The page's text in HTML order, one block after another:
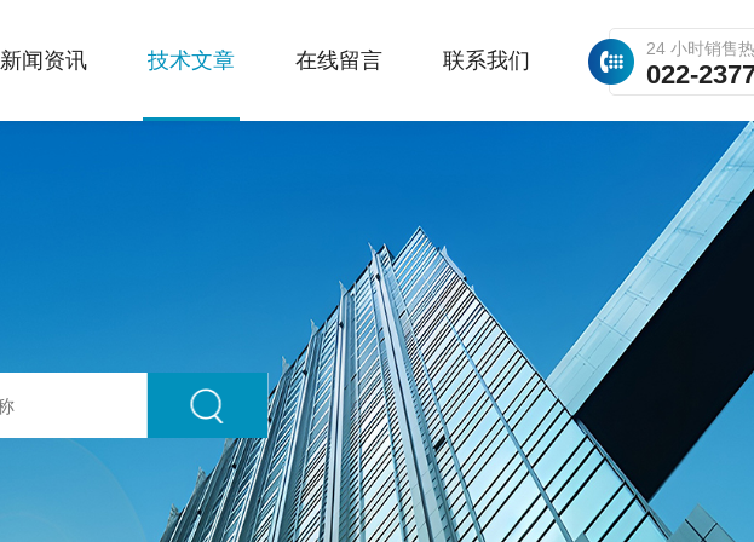
24 小时销售
022-
新闻资讯 技术文章 在线留言 联系我们